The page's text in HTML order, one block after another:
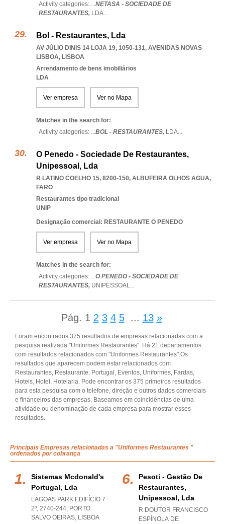
Activity categories: ...NETASA - SOCIEDADE DE
RESTAURANTES, LDA...
Bol - Restaurantes, Lda
AV JÚLIO DINIS 14 LOJA 19, 1050-131, AVENIDAS NOVAS
LISBOA, LISBOA
Arrendamento de bens imobiliários
LDA
Ver empresa Ver no Mapa
Matches in the search for:
Activity categories: ...BOL - RESTAURANTES, LDA...
O Penedo - Sociedade De Restaurantes,
Unipessoal, Lda
R LATINO COELHO 15, 8200-150, ALBUFEIRA OLHOS AGUA,
FARO
Restaurantes tipo tradicional
UNIP
Designação comercial: RESTAURANTE O PENEDO
Ver empresa Ver no Mapa
Matches in the search for:
Activity categories: ...O PENEDO - SOCIEDADE DE
RESTAURANTES, UNIPESSOAL...
Pág. 1 2 3 4 5 ... 13 »
Foram encontrados 375 resultados de empresas relacionadas com a
pesquisa realizada "Uniformes Restaurantes". Há 21 departamentos
com resultados relacionados com "Uniformes Restaurantes".Os
resultados que aparecem podem estar relacionados com
Restaurantes, Restaurante, Portugal, Eventos, Uniformes, Fardas,
Hoteis, Hotel, Hotelaria. Pode encontrar os 375 primeiros resultados
para esta pesquisa com o telefone, direção e outros dados comerciais
e financeiros das empresas. Baseamos em coincidências de uma
atividade ou denominação de cada empresa para mostrar esses
resultados.
Principais Empresas relacionadas a "Uniformes Restaurantes "
ordenados por cobrança
Sistemas Mcdonald's
Portugal, Lda
LAGOAS PARK EDIFÍCIO 7
2º, 2740-244, PORTO
SALVO OEIRAS, LISBOA
Pesoti - Gestão De
Restaurantes,
Unipessoal, Lda
R DOUTOR FRANCISCO
ESPÍNOLA DE